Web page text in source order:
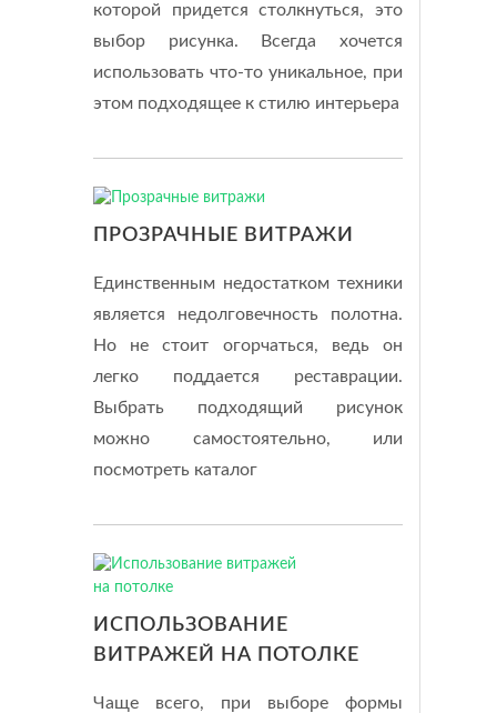
которой придется столкнуться, это
выбор рисунка. Всегда хочется
использовать что-то уникальное, при
этом подходящее к стилю интерьера
ПРОЗРАЧНЫЕ ВИТРАЖИ
Единственным недостатком техники
является недолговечность полотна.
Но не стоит огорчаться, ведь он
легко поддается реставрации.
Выбрать подходящий рисунок
можно самостоятельно, или
посмотреть каталог
ИСПОЛЬЗОВАНИЕ
ВИТРАЖЕЙ НА ПОТОЛКЕ
Чаще всего, при выборе формы